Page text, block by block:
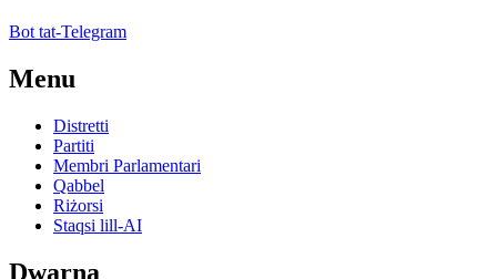
Bot tat-Telegram
Menu
Distretti
Partiti
Membri Parlamentari
Qabbel
Riżorsi
Staqsi lill-AI
Dwarna